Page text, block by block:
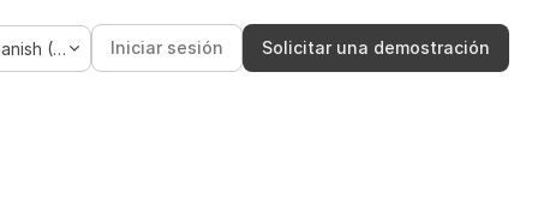
Spanish (Spain) Iniciar sesión Solicitar una demostración